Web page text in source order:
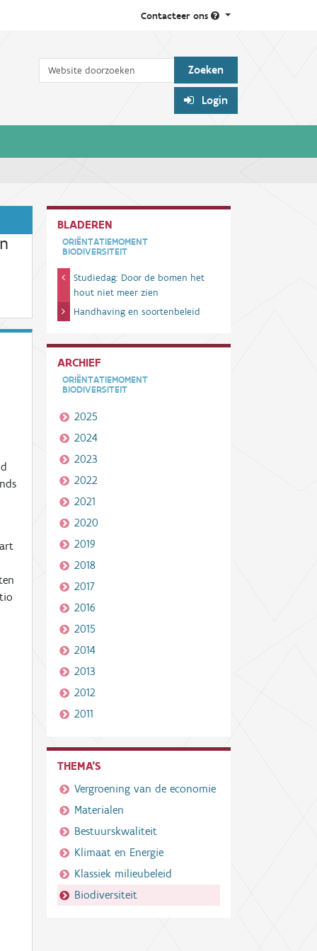
Contacteer ons
Zoek
Login
BLADEREN
ORIËNTATIEMOMENT
BIODIVERSITEIT
Studiedag: Door de bomen het
hout niet meer zien
Handhaving en soortenbeleid
ARCHIEF
ORIËNTATIEMOMENT
BIODIVERSITEIT
2025
2024
2023
2022
2021
2020
2019
2018
2017
2016
2015
2014
2013
2012
2011
THEMA'S
Vergroening van de economie
Materialen
Bestuurskwaliteit
Klimaat en Energie
Klassiek milieubeleid
Biodiversiteit